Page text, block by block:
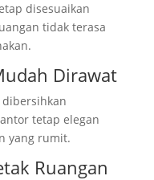
disesuaikan
tidak terasa
Dirawat
tetap elegan
yang rumit.
Ruangan